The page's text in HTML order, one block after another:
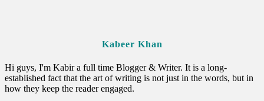
Kabeer Khan
Hi guys, I'm Kabir a full time Blogger & Writer. It is a long-
established fact that the art of writing is not just in the words, but in
how they keep the reader engaged.